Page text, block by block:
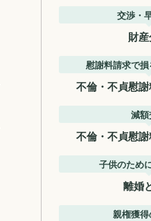
交渉・
財
慰謝料請求で
不倫・不貞慰
減
不倫・不貞慰
子供のため
離婚
親権獲